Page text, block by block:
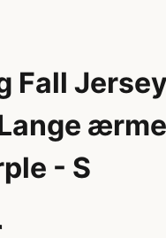
Fall
- S